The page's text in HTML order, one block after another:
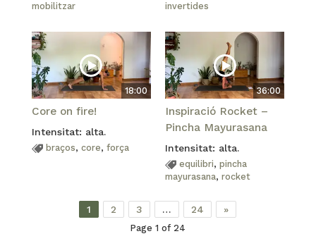
mobilitzar
invertides
18:00
Core on fire!
Intensitat: alta.
braços, core, força
36:00
Inspiració Rocket –
Pincha Mayurasana
Intensitat: alta.
equilibri, pincha
mayurasana, rocket
1 2 3 … 24 »
Page 1 of 24